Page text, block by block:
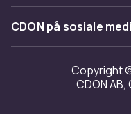
Kundeanmeldelser
Jobbe på CDON
Investor relations
Tilgjengelighet
Merchant Help Center
CDON på sosiale
Copyright
CDON